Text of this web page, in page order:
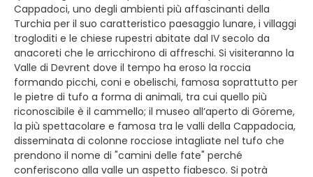
Cappadoci, uno degli ambienti più affascinanti della
Turchia per il suo caratteristico paesaggio lunare, i villaggi
trogloditi e le chiese rupestri abitate dal IV secolo da
anacoreti che le arricchirono di affreschi. Si visiteranno la
Valle di Devrent dove il tempo ha eroso la roccia
formando picchi, coni e obelischi, famosa soprattutto per
le pietre di tufo a forma di animali, tra cui quello più
riconoscibile è il cammello; il museo all’aperto di Göreme,
la più spettacolare e famosa tra le valli della Cappadocia,
disseminata di colonne rocciose intagliate nel tufo che
prendono il nome di "camini delle fate" perché
conferiscono alla valle un aspetto fiabesco. Si potrà